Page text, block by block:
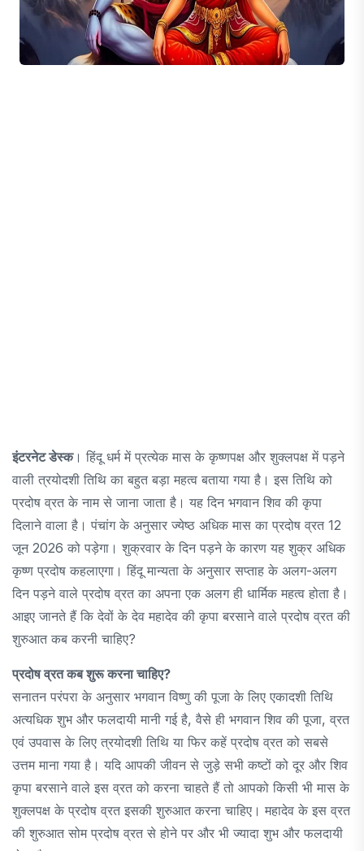
इंटरनेट डेस्क। हिंदू धर्म में प्रत्येक मास के कृष्णपक्ष और शुक्लपक्ष में पड़ने
वाली त्रयोदशी तिथि का बहुत बड़ा महत्व बताया गया है। इस तिथि को
प्रदोष व्रत के नाम से जाना जाता है। यह दिन भगवान शिव की कृपा
दिलाने वाला है। पंचांग के अनुसार ज्येष्ठ अधिक मास का प्रदोष व्रत 12
जून 2026 को पड़ेगा। शुक्रवार के दिन पड़ने के कारण यह शुक्र अधिक
कृष्ण प्रदोष कहलाएगा। हिंदू मान्यता के अनुसार सप्ताह के अलग-अलग
दिन पड़ने वाले प्रदोष व्रत का अपना एक अलग ही धार्मिक महत्व होता है।
आइए जानते हैं कि देवों के देव महादेव की कृपा बरसाने वाले प्रदोष व्रत की
शुरुआत कब करनी चाहिए?
प्रदोष व्रत कब शुरू करना चाहिए?
सनातन परंपरा के अनुसार भगवान विष्णु की पूजा के लिए एकादशी तिथि
अत्यधिक शुभ और फलदायी मानी गई है, वैसे ही भगवान शिव की पूजा, व्रत
एवं उपवास के लिए त्रयोदशी तिथि या फिर कहें प्रदोष व्रत को सबसे
उत्तम माना गया है। यदि आपकी जीवन से जुड़े सभी कष्टों को दूर और शिव
कृपा बरसाने वाले इस व्रत को करना चाहते हैं तो आपको किसी भी मास के
शुक्लपक्ष के प्रदोष व्रत इसकी शुरुआत करना चाहिए। महादेव के इस व्रत
की शुरुआत सोम प्रदोष व्रत से होने पर और भी ज्यादा शुभ और फलदायी